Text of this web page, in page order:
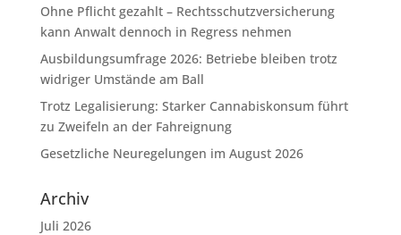
Ohne Pflicht gezahlt – Rechtsschutzversicherung
kann Anwalt dennoch in Regress nehmen
Ausbildungsumfrage 2026: Betriebe bleiben trotz
widriger Umstände am Ball
Trotz Legalisierung: Starker Cannabiskonsum führt
zu Zweifeln an der Fahreignung
Gesetzliche Neuregelungen im August 2026
Archiv
Juli 2026